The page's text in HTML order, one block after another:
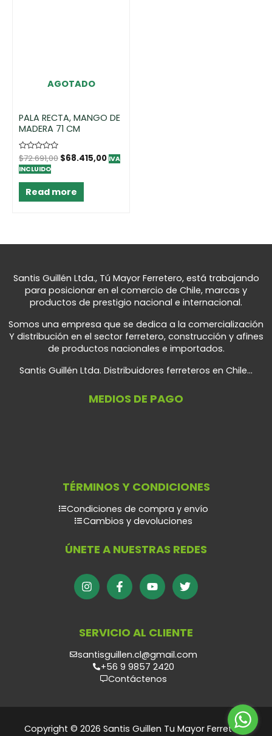
AGOTADO
PALA RECTA, MANGO DE
MADERA 71 CM
Rated
0
out
$72.691,00 $68.415,00 IVA
INCLUIDO
Read more
Santis Guillén Ltda., Tú Mayor Ferretero, está trabajando
para posicionar en el comercio de Chile, marcas y
productos de prestigio nacional e internacional.
Somos una empresa que se dedica a la comercialización
Y distribución en el sector ferretero, construcción y afines
de productos nacionales e importados.
Santis Guillén Ltda. Distribuidores ferreteros en Chile...
MEDIOS DE PAGO
TÉRMINOS Y CONDICIONES
Condiciones de compra y envío
Cambios y devoluciones
ÚNETE A NUESTRAS REDES
SERVICIO AL CLIENTE
santisguillen.cl@gmail.com
+56 9 9857 2420
Contáctenos
Copyright © 2026 Santis Guillen Tu Mayor Ferretero.